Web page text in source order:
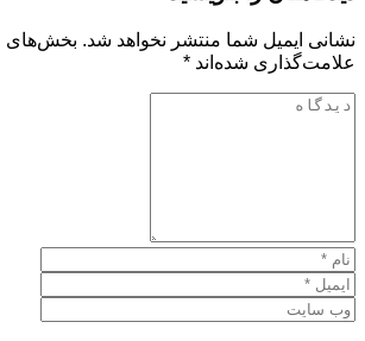
نشانی ایمیل شما منتشر نخواهد شد. بخش‌های
علامت‌گذاری شده‌اند *